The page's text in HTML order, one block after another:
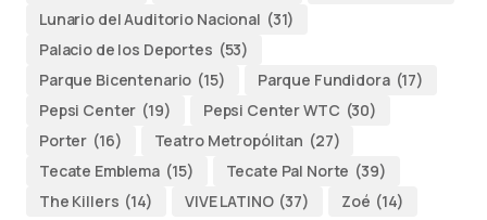
Lunario del Auditorio Nacional (31)
Palacio de los Deportes (53)
Parque Bicentenario (15) Parque Fundidora (17)
Pepsi Center (19) Pepsi Center WTC (30)
Porter (16) Teatro Metropólitan (27)
Tecate Emblema (15) Tecate Pal Norte (39)
The Killers (14) VIVE LATINO (37) Zoé (14)